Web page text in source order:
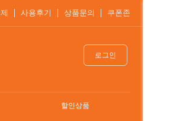
사용후기 상품문의 쿠폰존
로그인
할인상품